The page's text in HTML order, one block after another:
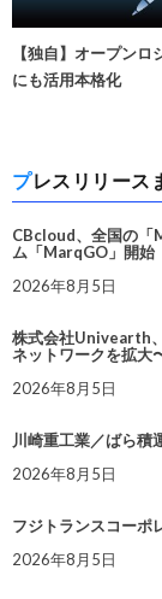
【独自】オープン
にも活用本格化
プレスリリー
CBcloud、全国の「
ム「MarqGO」開始
2026年8月5日
株式会社Univearth
ネットワークを拡大
2026年8月5日
川崎重工業／ばら積
2026年8月5日
フジトランスコーポ
2026年8月5日